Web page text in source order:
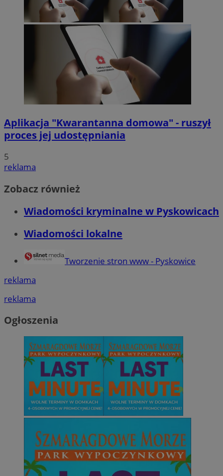
Aplikacja "Kwarantanna domowa" - ruszył
proces jej udostępniania
5
reklama
Zobacz również
Wiadomości kryminalne w Pyskowicach
Wiadomości lokalne
Tworzenie stron www - Pyskowice
reklama
reklama
Ogłoszenia